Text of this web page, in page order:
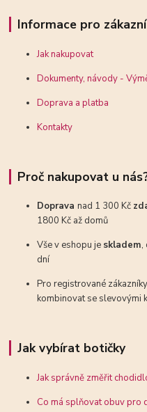
Informace pro
Jak nakupovat
Dokumenty, návody -
Doprava a platba
Kontakty
Proč nakupovat u
Dopravanad 1 300 Kč
1800 Kč až domů
Vše v eshopu je skladem,
dní
Pro registrované zákazníky
kombinovat se slevovými
Jak vybírat botičky
Jak správně změřit
Co má splňovat obuv pro